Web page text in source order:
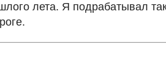
лета. Я подрабатывал